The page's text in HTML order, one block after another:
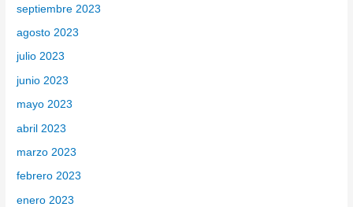
septiembre 2023
agosto 2023
julio 2023
junio 2023
mayo 2023
abril 2023
marzo 2023
febrero 2023
enero 2023